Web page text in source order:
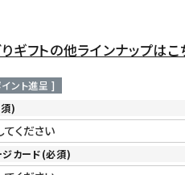
ギフトの他ラインナップはこ
ント進呈 ]
)
ジカード(必須)